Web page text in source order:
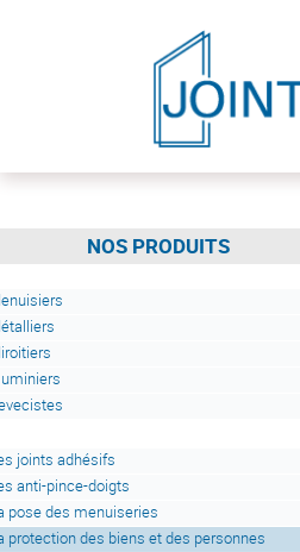
NOS PRODUITS
joints adhésifs
anti-pince-doigts
pose des menuiseries
protection des biens et des personnes